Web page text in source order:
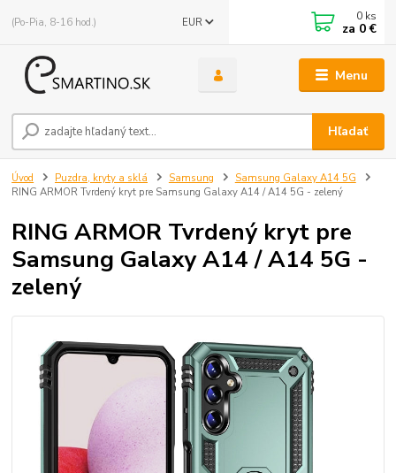
Menu
EUR
Hľadať
(Po-Pia, 8-16 hod.) 0 ks
za 0 €
Úvod Puzdra, kryty a sklá Samsung
Samsung Galaxy A14 5G
RING ARMOR Tvrdený kryt pre Samsung Galaxy A14 / A14 5G - zelený
RING ARMOR Tvrdený kryt pre
Samsung Galaxy A14 / A14 5G -
zelený